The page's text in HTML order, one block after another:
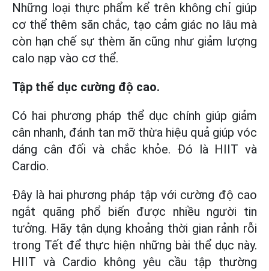
Những loại thực phẩm kể trên không chỉ giúp
cơ thể thêm săn chắc, tạo cảm giác no lâu mà
còn hạn chế sự thèm ăn cũng như giảm lượng
calo nạp vào cơ thể.
Tập thể dục cường độ cao.
Có hai phương pháp thể dục chính giúp giảm
cân nhanh, đánh tan mỡ thừa hiệu quả giúp vóc
dáng cân đối và chắc khỏe. Đó là HIIT và
Cardio.
Đây là hai phương pháp tập với cường độ cao
ngắt quãng phổ biến được nhiều người tin
tưởng. Hãy tận dụng khoảng thời gian rảnh rỗi
trong Tết để thực hiện những bài thể dục này.
HIIT và Cardio không yêu cầu tập thường